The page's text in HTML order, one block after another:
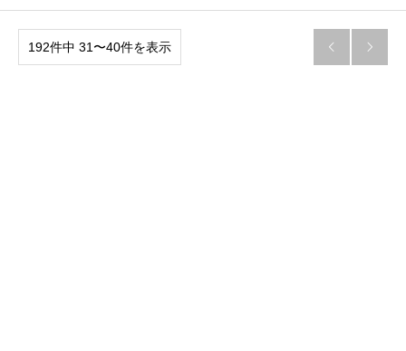
192件中 31〜40件を表示  